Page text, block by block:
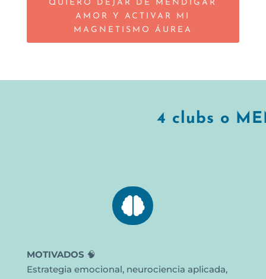
QUIERO DEJAR DE MENDIGAR
AMOR Y ACTIVAR MI
MAGNETISMO ÁUREA
4 clubs o

MOTIVADOS 🧠
Estrategia emocional, neurociencia aplicada,